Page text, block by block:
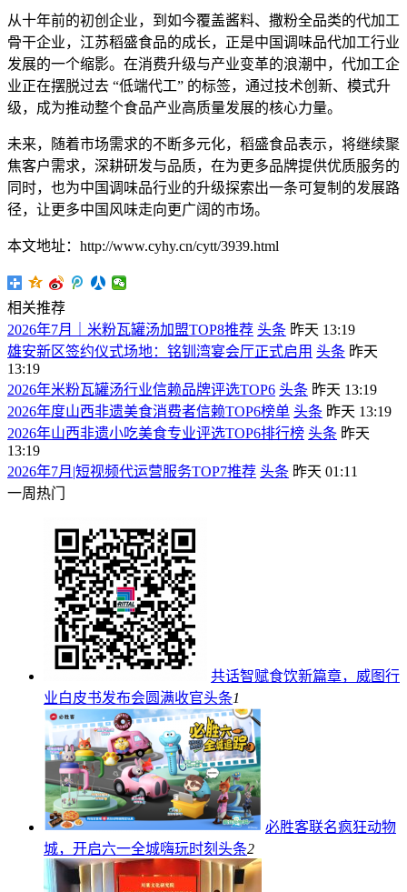
从十年前的初创企业，到如今覆盖酱料、撒粉全品类的代加工
骨干企业，江苏稻盛食品的成长，正是中国调味品代加工行业
发展的一个缩影。在消费升级与产业变革的浪潮中，代加工企
业正在摆脱过去 “低端代工” 的标签，通过技术创新、模式升
级，成为推动整个食品产业高质量发展的核心力量。
未来，随着市场需求的不断多元化，稻盛食品表示，将继续聚
焦客户需求，深耕研发与品质，在为更多品牌提供优质服务的
同时，也为中国调味品行业的升级探索出一条可复制的发展路
径，让更多中国风味走向更广阔的市场。
本文地址：http://www.cyhy.cn/cytt/3939.html
相关推荐
2026年7月｜米粉瓦罐汤加盟TOP8推荐 头条 昨天 13:19
雄安新区签约仪式场地：铭钏湾宴会厅正式启用 头条 昨天
13:19
2026年米粉瓦罐汤行业信赖品牌评选TOP6 头条 昨天 13:19
2026年度山西非遗美食消费者信赖TOP6榜单 头条 昨天 13:19
2026年山西非遗小吃美食专业评选TOP6排行榜 头条 昨天
13:19
2026年7月|短视频代运营服务TOP7推荐 头条 昨天 01:11
一周热门
共话智赋食饮新篇章，威图行
业白皮书发布会圆满收官头条1
必胜客联名疯狂动物
城，开启六一全城嗨玩时刻 头条2